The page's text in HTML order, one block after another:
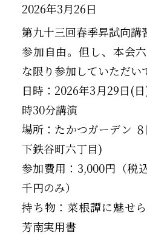
2026年3月26日
第九十三回春季昇試向講
参加自由。但し、本会
な限り参加していただい
日時：2026年3月29日
時30分講演
場所：たかつガーデン
下鉄谷町六丁目)
参加費用：3,000円（
千円のみ）
持ち物：菜根譚に魅せ
芳南実用書